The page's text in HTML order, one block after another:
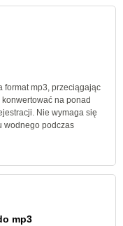
format mp3, przeciągając
na ponad
Nie wymaga się
wodnego podczas
mp3